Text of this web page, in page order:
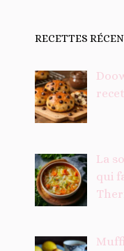
RECETTES
La
qui